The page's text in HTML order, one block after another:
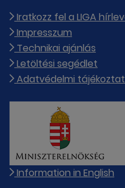
Iratkozz fel a LIGA
Impresszum
Technikai ajánlás
Letöltési segédlet
Adatvédelmi
Information in English